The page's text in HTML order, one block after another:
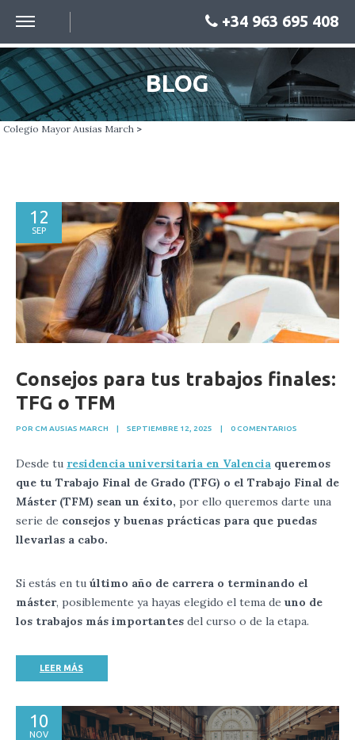
+34 963 695 408
BLOG
Colegio Mayor Ausias March >
12
SEP
Consejos para tus trabajos finales:
TFG o TFM
POR CM AUSIAS MARCH | SEPTIEMBRE 12, 2025 | 0 COMENTARIOS
Desde tu residencia universitaria en Valencia queremos
que tu Trabajo Final de Grado (TFG) o el Trabajo Final de
Máster (TFM) sean un éxito, por ello queremos darte una
serie de consejos y buenas prácticas para que puedas
llevarlas a cabo.
Si estás en tu último año de carrera o terminando el
máster, posiblemente ya hayas elegido el tema de uno de
los trabajos más importantes del curso o de la etapa.
LEER MÁS
10
NOV